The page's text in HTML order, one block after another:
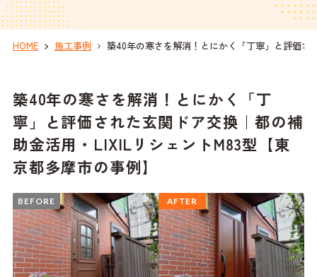
HOME 施工事例 築40年の寒さを解消！とにかく「丁寧」と評価さ
築40年の寒さを解消！とにかく「丁
寧」と評価された玄関ドア交換｜都の補
助金活用・LIXILリシェントM83型【東
京都多摩市の事例】
BEFORE AFTER